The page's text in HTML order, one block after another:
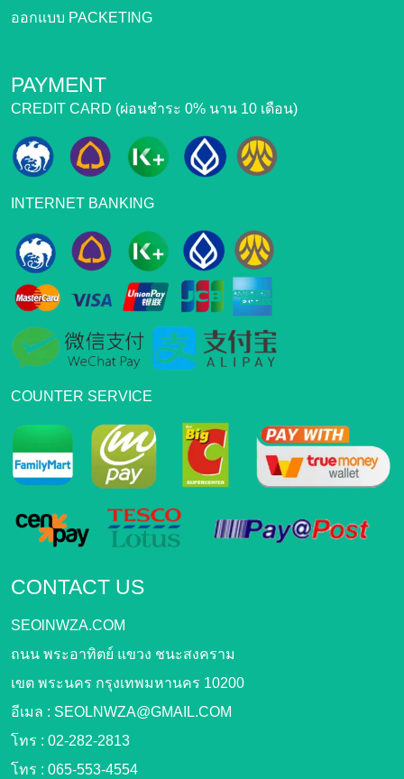
ออกแบบ PACKETING
PAYMENT
CREDIT CARD (ผ่อนชำระ 0% นาน 10 เดือน)
INTERNET BANKING
COUNTER SERVICE
CONTACT US
SEOlNWZA.COM
ถนน พระอาทิตย์ แขวง ชนะสงคราม
เขต พระนคร กรุงเทพมหานคร 10200
อีเมล : SEOLNWZA@GMAIL.COM
โทร : 02-282-2813
โทร : 065-553-4554